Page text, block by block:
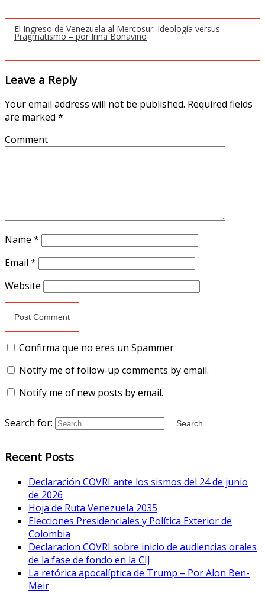
El Ingreso de Venezuela al Mercosur: Ideología versus
Pragmatismo – por Irina Bonavino
Leave a Reply
Your email address will not be published. Required fields
are marked *
Comment
Name *
Email *
Website
Confirma que no eres un Spammer
Notify me of follow-up comments by email.
Notify me of new posts by email.
Search for:
Recent Posts
Declaración COVRI ante los sismos del 24 de junio
de 2026
Hoja de Ruta Venezuela 2035
Elecciones Presidenciales y Política Exterior de
Colombia
Declaracion COVRI sobre inicio de audiencias orales
de la fase de fondo en la CIJ
La retórica apocalíptica de Trump – Por Alon Ben-
Meir